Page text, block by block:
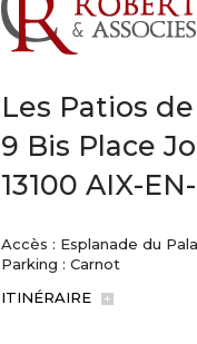
Les Patios
9 Bis Place
13100 AIX-
Accès : Esplanade du
Parking : Carnot
ITINÉRAIRE